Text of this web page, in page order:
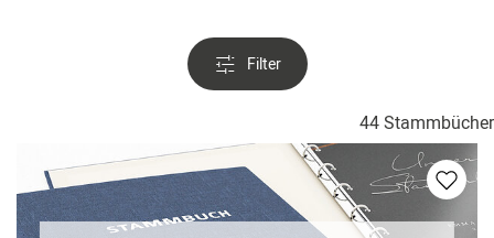
Filter
44 Stammbücher